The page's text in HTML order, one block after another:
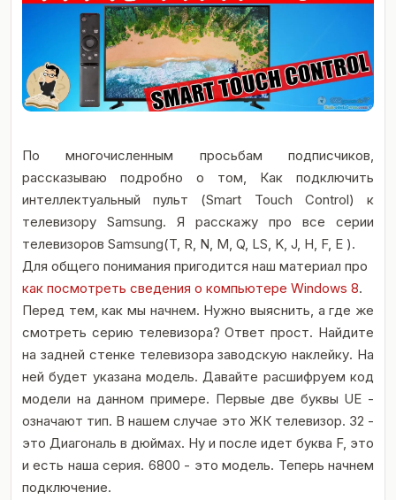
По многочисленным просьбам подписчиков,
рассказываю подробно о том, Как подключить
интеллектуальный пульт (Smart Touch Control) к
телевизору Samsung. Я расскажу про все серии
телевизоров Samsung(T, R, N, M, Q, LS, K, J, H, F, E ).
Для общего понимания пригодится наш материал про
как посмотреть сведения о компьютере Windows 8.
Перед тем, как мы начнем. Нужно выяснить, а где же
смотреть серию телевизора? Ответ прост. Найдите
на задней стенке телевизора заводскую наклейку. На
ней будет указана модель. Давайте расшифруем код
модели на данном примере. Первые две буквы UE -
означают тип. В нашем случае это ЖК телевизор. 32 -
это Диагональ в дюймах. Ну и после идет буква F, это
и есть наша серия. 6800 - это модель. Теперь начнем
подключение.